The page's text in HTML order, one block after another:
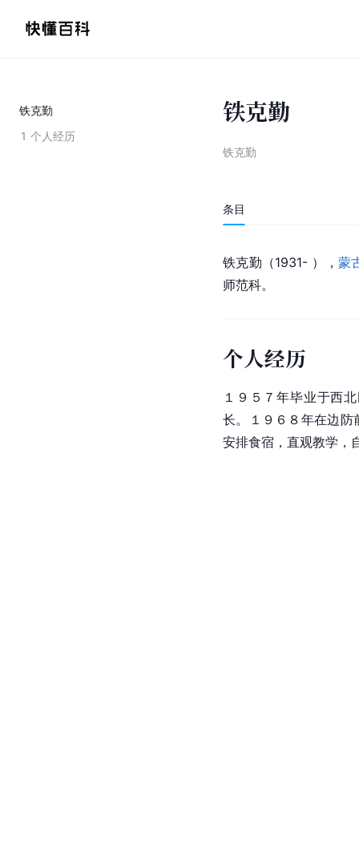
铁克勤
1 个人经历
铁克勤
铁克勤
条目
铁克勤（1931- ）， 蒙
师范科。
个人经历
１９５７年毕业于西
长。１９６８年在边防
安排食宿，直观教学，